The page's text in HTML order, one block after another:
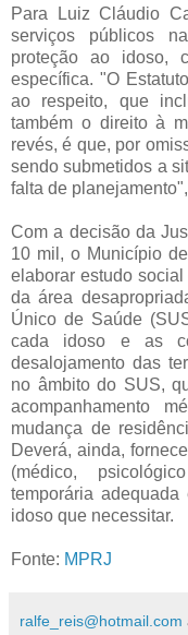
Para Luiz Cláudio
serviços públicos
proteção ao idoso,
específica. "O
ao respeito, que
também o direito à
revés, é que, por
sendo submetidos a
falta de
Com a decisão da
10 mil, o Município
elaborar estudo
da área
Único de Saúde
cada idoso e as
desalojamento das
no âmbito do SUS,
acompanhamento
mudança de
Deverá, ainda,
(médico,
temporária
idoso que necessitar.
Fonte: MPRJ
ralfe_reis@hotmail.com